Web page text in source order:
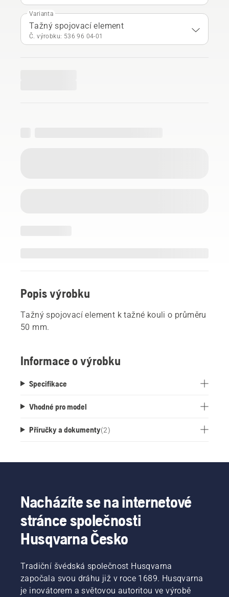
Varianta
Tažný spojovací element
Č. výrobku: 536 96 04‑01
Popis výrobku
Tažný spojovací element k tažné kouli o průměru
50 mm.
Informace o výrobku
Specifikace
Vhodné pro model
Příručky a dokumenty(2)
Nacházíte se na internetové
stránce společnosti
Husqvarna Česko
Tradiční švédská společnost Husqvarna
započala svou dráhu již v roce 1689. Husqvarna
je inovátorem a světovou autoritou ve výrobě